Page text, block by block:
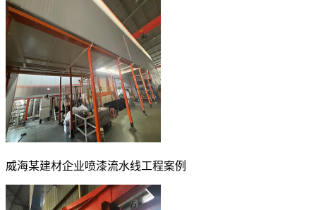
威海某建材企业喷漆流水线工程案例